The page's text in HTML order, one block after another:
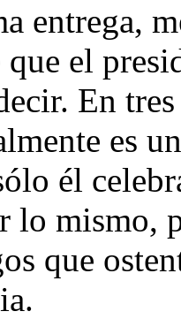
entrega,
el
En
es
él
lo mismo,
que